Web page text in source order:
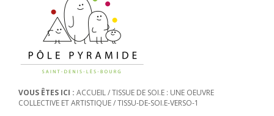
VOUS ÊTES ICI : ACCUEIL/TISSUE DE SOI.E : UNE OEUVRE
COLLECTIVE ET ARTISTIQUE/TISSU-DE-SOI.E-VERSO-1